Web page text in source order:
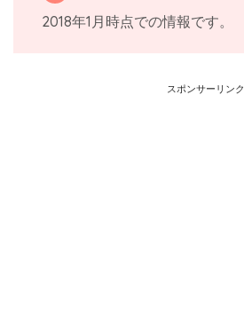
2018年1月時点での情報です。
スポンサーリンク